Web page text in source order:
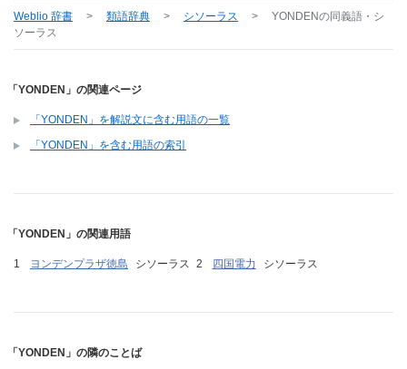
Weblio 辞書 > 類語辞典 > シソーラス > YONDENの同義語・シ
ソーラス
「YONDEN」の関連ページ
「YONDEN」を解説文に含む用語の一覧
「YONDEN」を含む用語の索引
「YONDEN」の関連用語
ヨンデンプラザ徳島 シソーラス 四国電力 シソーラス
「YONDEN」の隣のことば